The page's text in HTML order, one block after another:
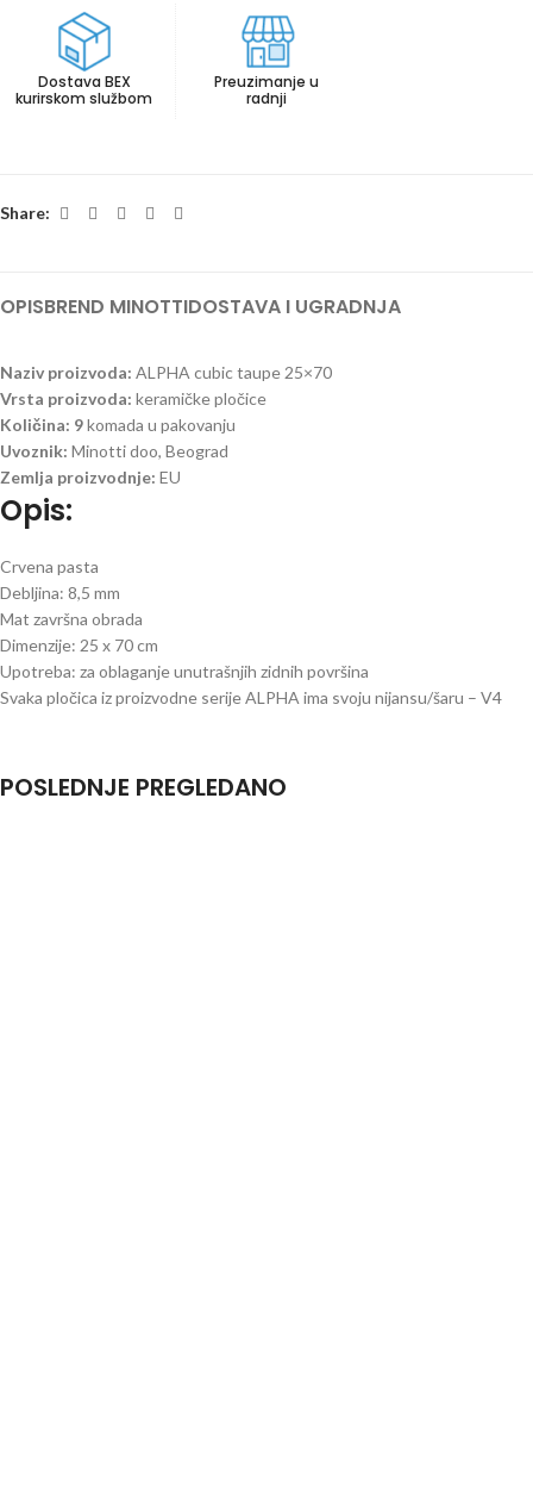
Dostava BEX
kurirskom službom
Preuzimanje u
radnji
Share:
OPISBREND MINOTTIDOSTAVA I UGRADNJA
Naziv proizvoda: ALPHA cubic taupe 25×70
Vrsta proizvoda: keramičke pločice
Količina: 9komada u pakovanju
Uvoznik: Minotti doo, Beograd
Zemlja proizvodnje: EU
Opis:
Crvena pasta
Debljina: 8,5 mm
Mat završna obrada
Dimenzije: 25 x 70 cm
Upotreba: za oblaganje unutrašnjih zidnih površina
Svaka pločica iz proizvodne serije ALPHA ima svoju nijansu/šaru – V4
POSLEDNJE PREGLEDANO